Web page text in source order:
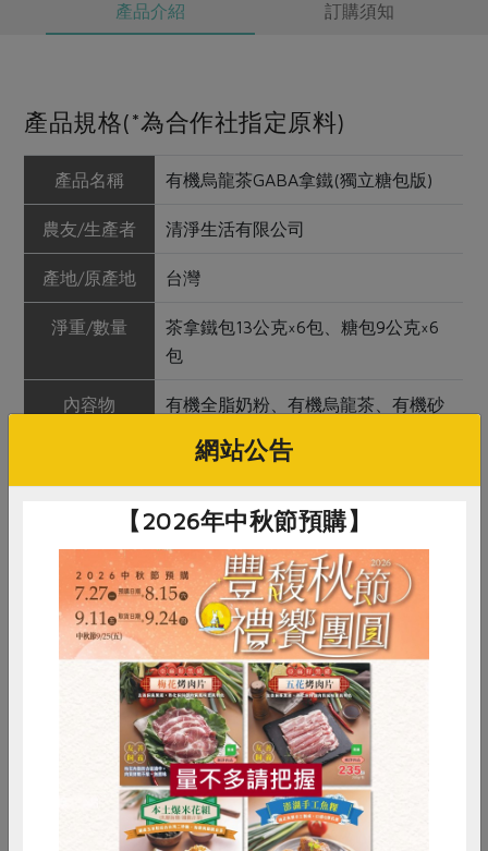
產品介紹 訂購須知
產品規格(*為合作社指定原料)
產品名稱 有機烏龍茶GABA拿鐵(獨立糖包版)
農友/生產者 清淨生活有限公司
產地/原產地 台灣
淨重/數量
茶拿鐵包13公克×6包、糖包9公克×6
包
內容物
有機全脂奶粉、有機烏龍茶、有機砂
保存條件
陰涼處保存，避免陽光直射，未開封
可保存12個月
產品說明
1. 透過獨特的製茶技藝，將烏龍茶製
成GABA烏龍茶，搭配紐西蘭有機奶
粉，讓GABA烏龍茶的口感更為甘
潤，香氣宜人。
2. 獨立糖包設計，可以自己控制甜
度。
3. 即沖即飲方便，取代手搖飲，冷飲
茶香順口，熱飲奶香醇厚。
調理方式
1. 熱飲：加入220ml溫熱水，充分攪
拌，再依據個人喜好加入糖包，即可
RPET 食譜 減硝酸鹽
雞蛋 食安 共同購買
網站公告
【2026年中秋節預購】